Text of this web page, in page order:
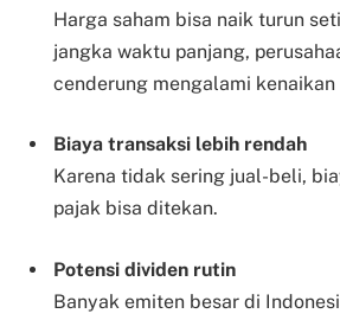
Harga saham bisa naik turun
jangka waktu panjang,
cenderung mengalami kenaikan
Biaya transaksi lebih rendah
Karena tidak sering jual-beli,
pajak bisa ditekan.
Potensi dividen rutin
Banyak emiten besar di